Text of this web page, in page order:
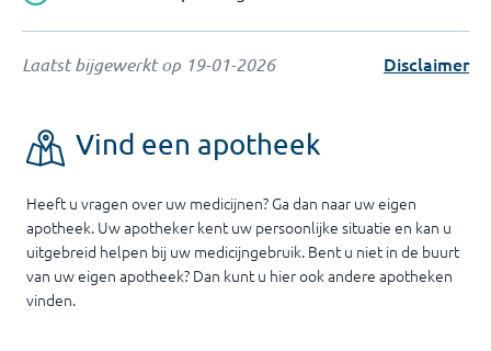
Laatst bijgewerkt op 19-01-2026 Disclaimer
Vind een apotheek
Heeft u vragen over uw medicijnen? Ga dan naar uw eigen
apotheek. Uw apotheker kent uw persoonlijke situatie en kan u
uitgebreid helpen bij uw medicijngebruik. Bent u niet in de buurt
van uw eigen apotheek? Dan kunt u hier ook andere apotheken
vinden.